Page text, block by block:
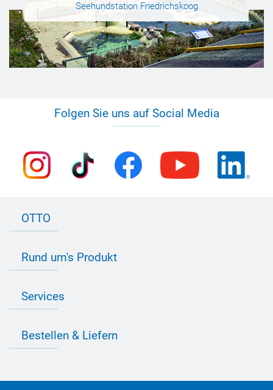
Seehundstation Friedrichskoog
Folgen Sie uns auf Social Media
OTTO
Bau Newsletter
Presse
Jobs
Referenzen
Rund um's Produkt
Farbvielfalt
Informationen zu Prüfzeichen
Services
Farbempfehlungen
Verbrauchsrechner
Bestellen & Liefern
Bestelloptionen